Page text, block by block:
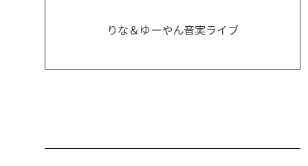
りな＆ゆーやん音実ライブ